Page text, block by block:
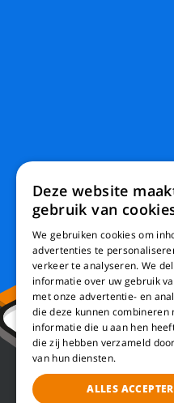
Deze website
gebruik van
We gebruiken cookies om
advertenties te
verkeer te analyseren. We
informatie over uw gebruik
met onze advertentie- en
die deze kunnen combineren
informatie die u aan hen
die zij hebben verzameld
van hun diensten.
ALLES